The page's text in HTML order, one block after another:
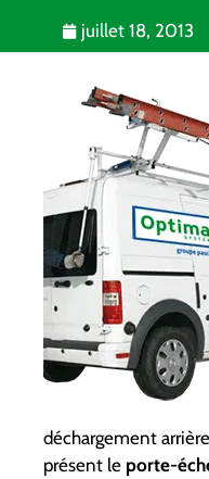
juillet 18, 2013
déchargement
présent le porte-